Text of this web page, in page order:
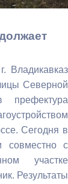
Владикавказ
Северной
префектура
Сегодня в
совместно с
участке
Результаты